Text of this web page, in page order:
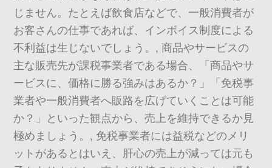
じません。たとえば飲食店などで、一般消費者が
お客さんの仕事であれば、インボイス制度による
不利益は生じないでしょう。, 商品やサービスの
主な販売先が課税事業者である場合、「商品やサ
ービスに、価格に勝る強みはあるか？」「免税事
業者や一般消費者へ販路を広げていくことは可能
か？」といった観点から、売上を維持できるか見
極めましょう。, 免税事業者には益税などのメリ
ットがあるとはいえ、肝心の売上が減っては元も